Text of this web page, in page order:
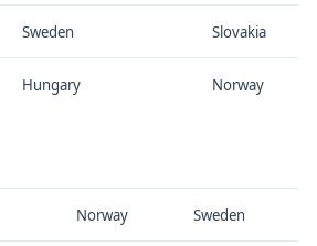
Sweden Slovakia
Hungary Norway
Norway Sweden